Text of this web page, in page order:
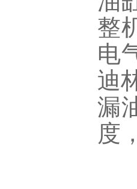
整
电
迪
漏
度